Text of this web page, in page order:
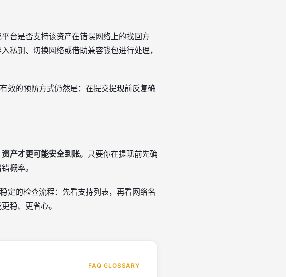
台是否支持该资产在错误网络上的找回方
私钥、切换网络或借助兼容钱包进行处理，
效的预防方式仍然是：在提交提现前反复确
产才更可能安全到账。只要你在提现前先确
概率。
定的检查流程：先看支持列表，再看网络名
稳、更省心。
FAQ GLOSSARY